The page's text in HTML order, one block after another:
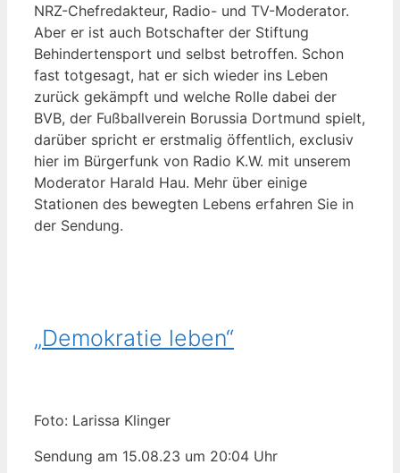
NRZ-Chefredakteur, Radio- und TV-Moderator.
Aber er ist auch Botschafter der Stiftung
Behindertensport und selbst betroffen. Schon
fast totgesagt, hat er sich wieder ins Leben
zurück gekämpft und welche Rolle dabei der
BVB, der Fußballverein Borussia Dortmund spielt,
darüber spricht er erstmalig öffentlich, exclusiv
hier im Bürgerfunk von Radio K.W. mit unserem
Moderator Harald Hau. Mehr über einige
Stationen des bewegten Lebens erfahren Sie in
der Sendung.
„Demokratie leben“
Foto: Larissa Klinger
Sendung am 15.08.23 um 20:04 Uhr